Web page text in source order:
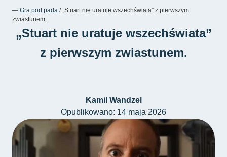
― Gra pod pada /„Stuart nie uratuje wszechświata” z pierwszym
zwiastunem.
„Stuart nie uratuje wszechświata”
z pierwszym zwiastunem.
Kamil Wandzel
Opublikowano: 14 maja 2026